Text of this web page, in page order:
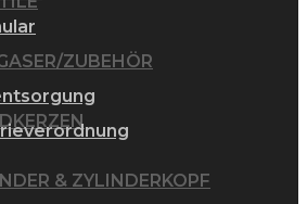
ZUBEHÖR
& ZYLINDERKOPF